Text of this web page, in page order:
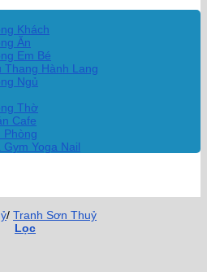
Khách
Ăn
Em Bé
Thang Hành Lang
Ngủ
Thờ
Cafe
Phòng
Gym Yoga Nail
/ Tranh Sơn Thuỷ
Lọc